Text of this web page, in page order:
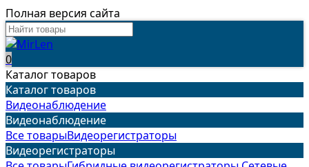
Полная версия сайта
0
Каталог товаров
Каталог товаров
Видеонаблюдение
Видеонаблюдение
Все товарыВидеорегистраторы
Видеорегистраторы